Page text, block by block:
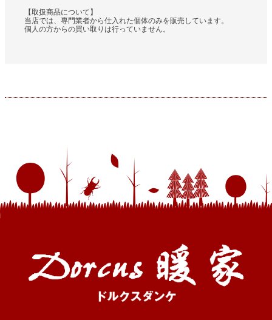
【取扱商品について】
当店では、専門業者から仕入れた個体のみを販売しています。
個人の方からの買い取りは行っていません。